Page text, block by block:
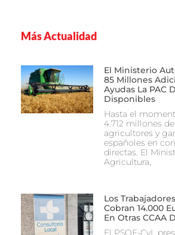
Más Actualidad
El Ministerio
85 Millones
Ayudas La PAC
Disponibles
Hasta el
4.712 millones
agricultores y
españoles en
directas. El
Agricultura,
Los
Cobran 14.000
En Otras CCAA
El PSOE-CyL